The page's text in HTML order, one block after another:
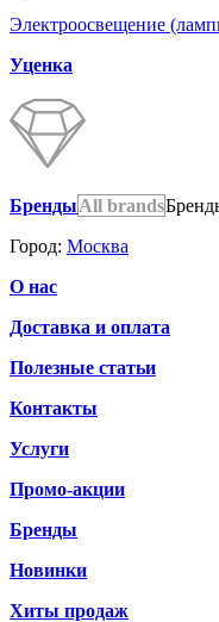
Электроосвещение
Уценка
БрендыAll brands
Город: Москва
О нас
Доставка и оплата
Полезные статьи
Контакты
Услуги
Промо-акции
Бренды
Новинки
Хиты продаж